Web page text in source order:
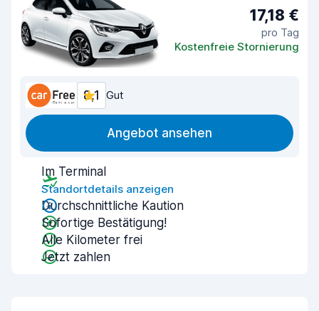
17,18 €
pro Tag
Kostenfreie Stornierung
8,1 Gut
Angebot ansehen
Im Terminal
Standortdetails anzeigen
Durchschnittliche Kaution
Sofortige Bestätigung!
Alle Kilometer frei
Jetzt zahlen